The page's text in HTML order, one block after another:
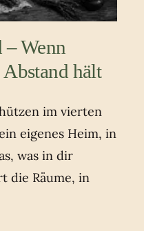
Wenn
hält
im vierten
eigenes Heim, in
was in dir
die Räume, in